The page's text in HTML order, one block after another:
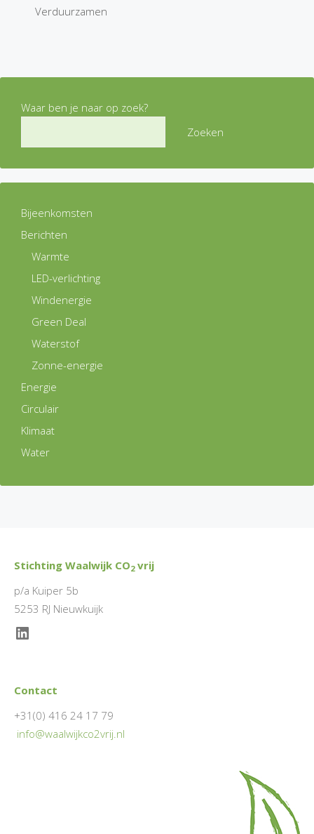
Verduurzamen
Waar ben je naar op zoek?
Zoeken
Bijeenkomsten
Berichten
Warmte
LED-verlichting
Windenergie
Green Deal
Waterstof
Zonne-energie
Energie
Circulair
Klimaat
Water
Stichting Waalwijk CO2vrij
p/a Kuiper 5b
5253 RJ Nieuwkuijk
LinkedIn
Contact
+31(0) 416 24 17 79
info@waalwijkco2vrij.nl